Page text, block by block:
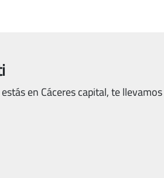
en Cáceres capital, te